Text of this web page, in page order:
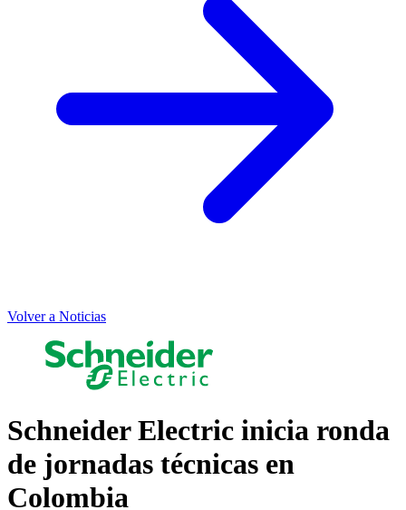
Volver a Noticias
Schneider Electric inicia ronda
de jornadas técnicas en
Colombia